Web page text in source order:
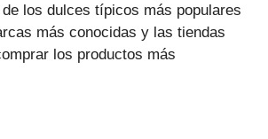
los dulces típicos más populares
más conocidas y las tiendas
los productos más